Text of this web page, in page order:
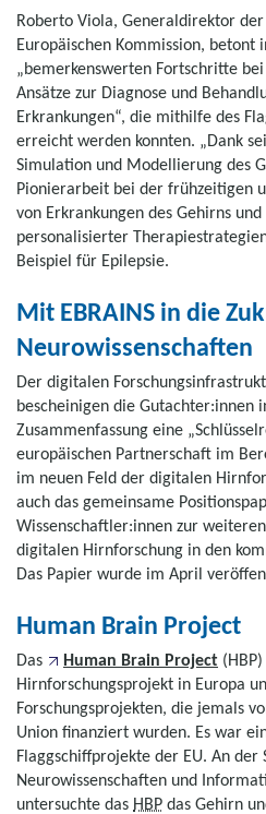
Roberto Viola, Generaldirektor
Europäischen Kommission, betont
„bemerkenswerten Fortschritte
Ansätze zur Diagnose und
Erkrankungen“, die mithilfe des
erreicht werden konnten. „Dank
Simulation und Modellierung des
Pionierarbeit bei der frühzeitigen
von Erkrankungen des Gehirns
personalisierter
Beispiel für Epilepsie.
Mit EBRAINS in die
Neurowissenschaften
Der digitalen
bescheinigen die Gutachter:innen
Zusammenfassung eine
europäischen Partnerschaft im
im neuen Feld der digitalen
auch das gemeinsame
Wissenschaftler:innen zur
digitalen Hirnforschung in den
Das Papier wurde im April
Human Brain Project
Das Human Brain Project
Hirnforschungsprojekt in Europa
Forschungsprojekten, die jemals
Union finanziert wurden. Es war
Flaggschiffprojekte der EU. An der
Neurowissenschaften und
untersuchte das HBP das Gehirn